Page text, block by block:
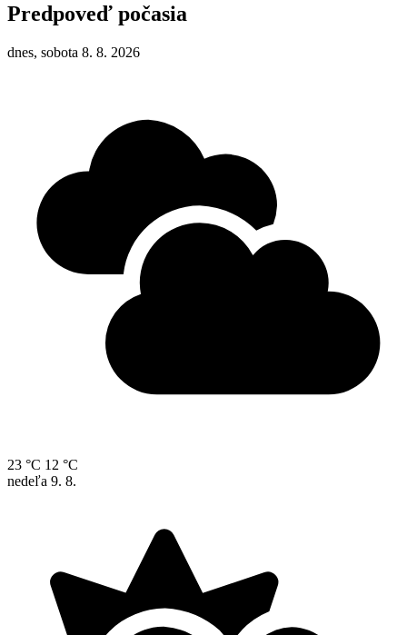
Predpoveď počasia
dnes, sobota 8. 8. 2026
23 °C 12 °C
nedeľa 9. 8.